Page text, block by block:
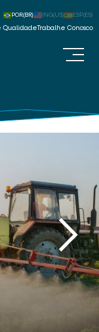
Qualidade Trabalhe Conosco
POR(BR) ING(US) ESP(ES)